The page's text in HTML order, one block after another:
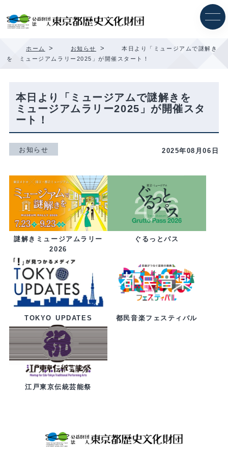
ホーム > お知らせ >
本日より「ミュージアムで謎解き
を ミュージアムラリー2025」が開催スタート！
本日より「ミュージアムで謎解きを
ミュージアムラリー2025」が開催スタ
ート！
お知らせ 2025年08月06日
謎解きミュージアムラリー
2026
ぐるっとパス
TOKYO UPDATES 都民音楽フェスティバル
江戸東京伝統芸能祭